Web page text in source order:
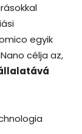
egyik
célja az,